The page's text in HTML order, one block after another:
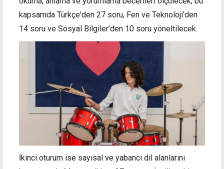
kapsamda Türkçe'den 27 soru, Fen ve Teknoloji’den
14 soru ve Sosyal Bilgiler’den 10 soru yöneltilecek.
İkinci oturum ise sayısal ve yabancı dil alanlarını